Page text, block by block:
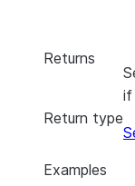
Returns
if
Return type
Examples